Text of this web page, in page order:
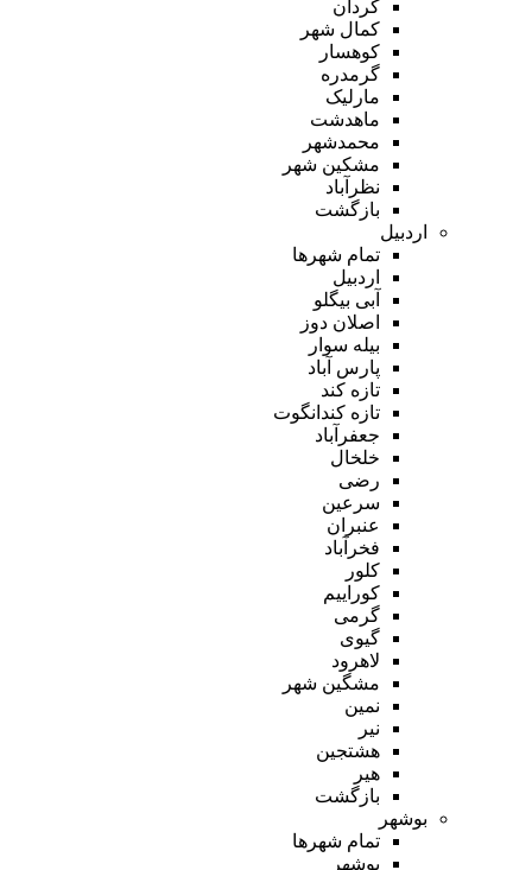
کردان
کمال شهر
کوهسار
گرمدره
مارلیک
ماهدشت
محمدشهر
مشکین شهر
نظرآباد
بازگشت
اردبیل
تمام شهر‌ها
اردبیل
آبی بیگلو
اصلان دوز
بیله سوار
پارس آباد
تازه کند
تازه کندانگوت
جعفرآباد
خلخال
رضی
سرعین
عنبران
فخرآباد
کلور
کوراییم
گرمی
گیوی
لاهرود
مشگین شهر
نمین
نیر
هشتجین
هیر
بازگشت
بوشهر
تمام شهر‌ها
بوشهر